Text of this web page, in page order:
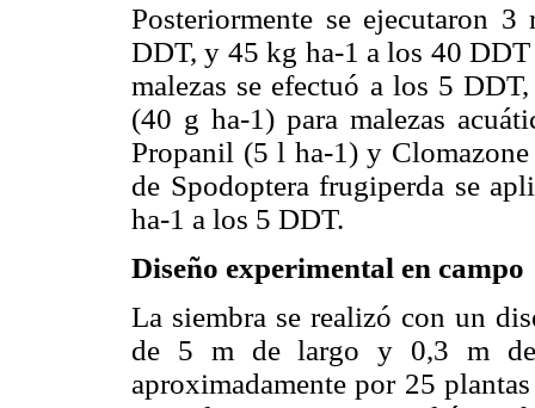
Posteriormente se ejecutaron
DDT, y 45 kg ha-1 a los 40
malezas se efectuó a los 5
(40 g ha-1) para malezas
Propanil (5 l ha-1) y
de Spodoptera frugiperda se
ha-1 a los 5 DDT.
Diseño experimental en campo
La siembra se realizó con un
de 5 m de largo y 0,3 m de
aproximadamente por 25